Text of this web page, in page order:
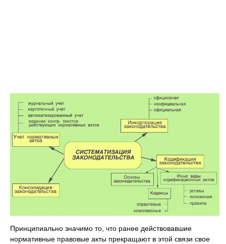
Принципиально значимо то, что ранее действовавшие
нормативные правовые акты прекращают в этой связи свое